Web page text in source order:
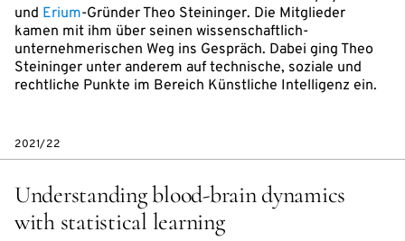
und Erium-Gründer Theo Steininger. Die Mitglieder
kamen mit ihm über seinen wissenschaftlich-
unternehmerischen Weg ins Gespräch. Dabei ging Theo
Steininger unter anderem auf technische, soziale und
rechtliche Punkte im Bereich Künstliche Intelligenz ein.
2021/22
Understanding blood-brain dynamics
with statistical learning